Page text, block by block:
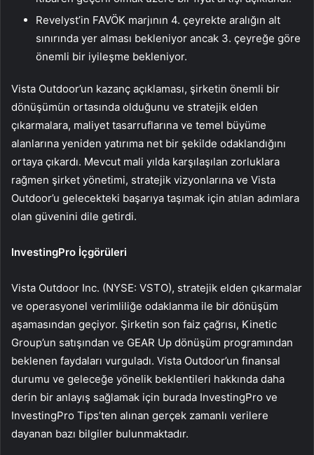
Revelyst’in FAVÖK marjının 4. çeyrekte aralığın alt
sınırında yer alması bekleniyor ancak 3. çeyreğe göre
önemli bir iyileşme bekleniyor.
Vista Outdoor’un kazanç açıklaması, şirketin önemli bir
dönüşümün ortasında olduğunu ve stratejik elden
çıkarmalara, maliyet tasarruflarına ve temel büyüme
alanlarına yeniden yatırıma net bir şekilde odaklandığını
ortaya çıkardı. Mevcut mali yılda karşılaşılan zorluklara
rağmen şirket yönetimi, stratejik vizyonlarına ve Vista
Outdoor’u gelecekteki başarıya taşımak için atılan adımlara
olan güvenini dile getirdi.
InvestingPro İçgörüleri
Vista Outdoor Inc. (NYSE: VSTO), stratejik elden çıkarmalar
ve operasyonel verimliliğe odaklanma ile bir dönüşüm
aşamasından geçiyor. Şirketin son faiz çağrısı, Kinetic
Group’un satışından ve GEAR Up dönüşüm programından
beklenen faydaları vurguladı. Vista Outdoor’un finansal
durumu ve geleceğe yönelik beklentileri hakkında daha
derin bir anlayış sağlamak için burada InvestingPro ve
InvestingPro Tips’ten alınan gerçek zamanlı verilere
dayanan bazı bilgiler bulunmaktadır.